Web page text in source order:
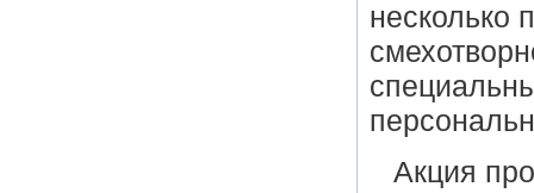
несколько
Акция